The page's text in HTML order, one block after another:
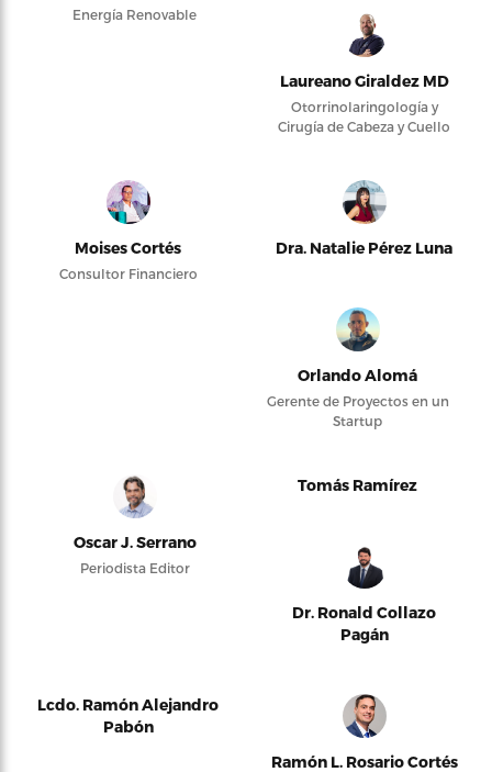
Energía Renovable
Laureano Giraldez MD
Otorrinolaringología y
Cirugía de Cabeza y Cuello
Moises Cortés
Consultor Financiero
Dra. Natalie Pérez Luna
Orlando Alomá
Gerente de Proyectos en un
Startup
Oscar J. Serrano
Periodista Editor
Tomás Ramírez
Dr. Ronald Collazo
Pagán
Lcdo. Ramón Alejandro
Pabón
Ramón L. Rosario Cortés